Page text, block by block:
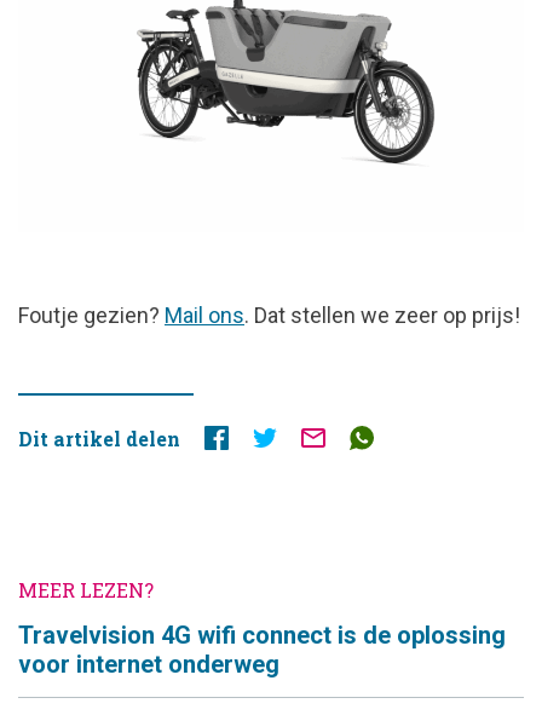
FOUTJE
Foutje gezien? Mail ons. Dat stellen we zeer op prijs!
Dit artikel delen
MEER LEZEN?
Travelvision 4G wifi connect is de oplossing
voor internet onderweg